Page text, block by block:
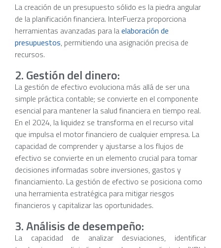
La creación de un presupuesto sólido es la piedra angular
de la planificación financiera. InterFuerza proporciona
herramientas avanzadas para laelaboración de
presupuestos, permitiendo una asignación precisa de
recursos.
2. Gestión del dinero:
La gestión de efectivo evoluciona más allá de ser una
simple práctica contable; se convierte en el componente
esencial para mantener la salud financiera en tiempo real.
En el 2024, la liquidez se transforma en el recurso vital
que impulsa el motor financiero de cualquier empresa. La
capacidad de comprender y ajustarse a los flujos de
efectivo se convierte en un elemento crucial para tomar
decisiones informadas sobre inversiones, gastos y
financiamiento. La gestión de efectivo se posiciona como
una herramienta estratégica para mitigar riesgos
financieros y capitalizar las oportunidades.
3. Análisis de desempeño:
La capacidad de analizar desviaciones, identificar